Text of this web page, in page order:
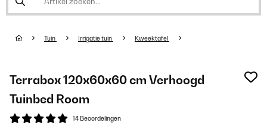
Tuin Irrigatie tuin Kweektafel
Terrabox 120x60x60 cm Verhoogd
Tuinbed Room
14 Beoordelingen